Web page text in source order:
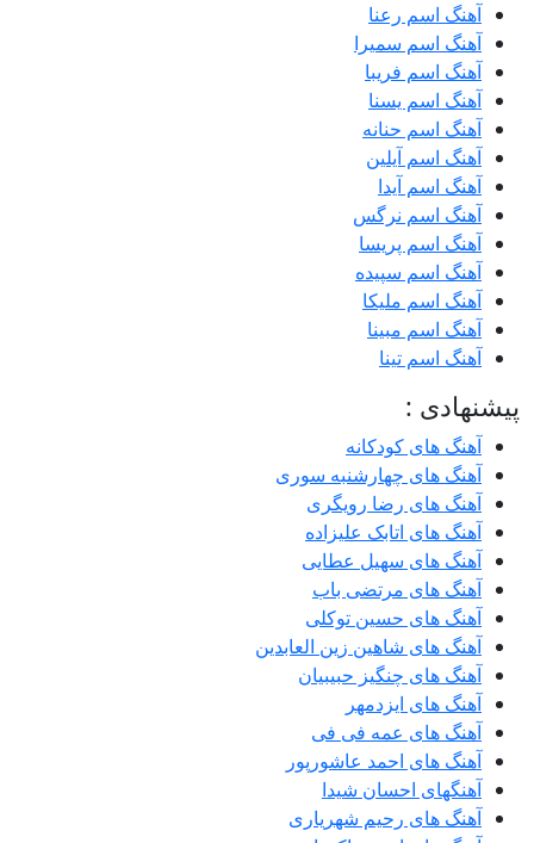
آهنگ اسم رعنا
آهنگ اسم سمیرا
آهنگ اسم فریبا
آهنگ اسم یسنا
آهنگ اسم حنانه
آهنگ اسم آیلین
آهنگ اسم آیدا
آهنگ اسم نرگس
آهنگ اسم پریسا
آهنگ اسم سپیده
آهنگ اسم ملیکا
آهنگ اسم مبینا
آهنگ اسم تینا
پیشنهادی :
آهنگ های کودکانه
آهنگ های چهارشنبه سوری
آهنگ های رضا رویگری
آهنگ های اتابک علیزاده
آهنگ های سهیل عطایی
آهنگ های مرتضی باب
آهنگ های حسین توکلی
آهنگ های شاهین زین العابدین
آهنگ های چنگیز حبیبیان
آهنگ های ایزدمهر
آهنگ های عمه فی فی
آهنگ های احمد عاشورپور
آهنگهای احسان شیدا
آهنگ های رحیم شهریاری